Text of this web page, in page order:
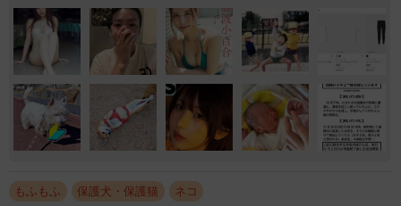
もふもふ 保護犬・保護猫 ネコ